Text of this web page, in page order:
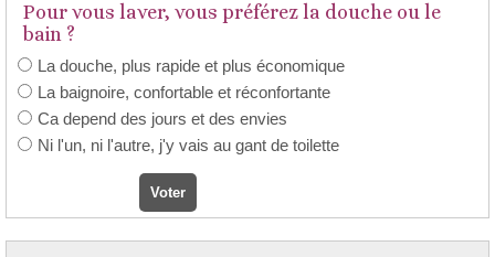
Pour vous laver, vous préférez la douche ou le
bain ?
La douche, plus rapide et plus économique
La baignoire, confortable et réconfortante
Ca depend des jours et des envies
Ni l'un, ni l'autre, j'y vais au gant de toilette